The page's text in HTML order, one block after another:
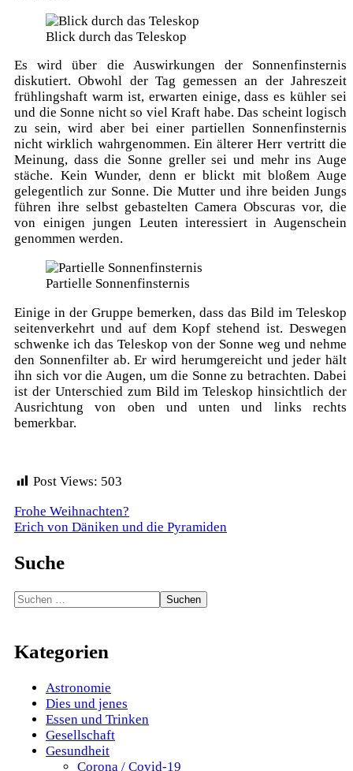
Blick durch das Teleskop
Es wird über die Auswirkungen der Sonnenfinsternis
diskutiert. Obwohl der Tag gemessen an der Jahreszeit
frühlingshaft warm ist, erwarten einige, dass es kühler sei
und die Sonne nicht so viel Kraft habe. Das scheint logisch
zu sein, wird aber bei einer partiellen Sonnenfinsternis
nicht wirklich wahrgenommen. Ein älterer Herr vertritt die
Meinung, dass die Sonne greller sei und mehr ins Auge
stäche. Kein Wunder, denn er blickt mit bloßem Auge
gelegentlich zur Sonne. Die Mutter und ihre beiden Jungs
führen ihre selbst gebastelten Camera Obscuras vor, die
von einigen jungen Leuten interessiert in Augenschein
genommen werden.
Partielle Sonnenfinsternis
Einige in der Gruppe bemerken, dass das Bild im Teleskop
seitenverkehrt und auf dem Kopf stehend ist. Deswegen
schwenke ich das Teleskop von der Sonne weg und nehme
den Sonnenfilter ab. Er wird herumgereicht und jeder hält
ihn sich vor die Augen, um die Sonne zu betrachten. Dabei
ist der Unterschied zum Bild im Teleskop hinsichtlich der
Ausrichtung von oben und unten und links rechts
bemerkbar.
Post Views: 503
Beitragsnavigation
Frohe Weihnachten?
Erich von Däniken und die Pyramiden
Suche
Suchen
Kategorien
Astronomie
Dies und jenes
Essen und Trinken
Gesellschaft
Gesundheit
Corona / Covid-19